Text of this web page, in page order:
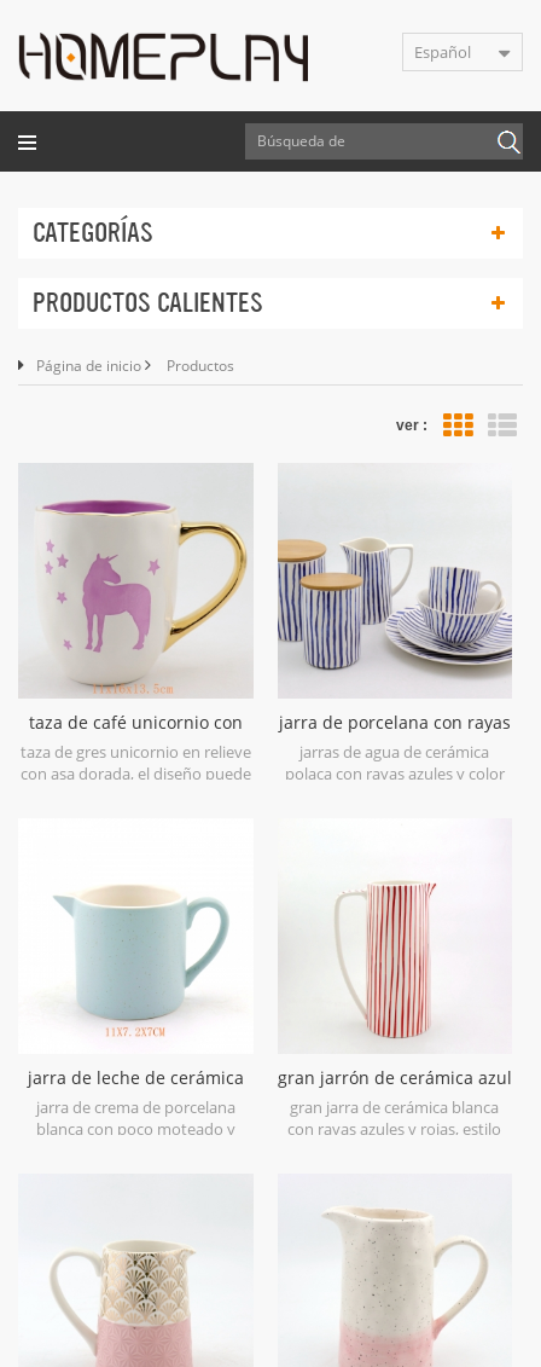
Español
CATEGORÍAS
PRODUCTOS CALIENTES
Página de inicio Productos
ver :
taza de café unicornio con
acabado dorado en relieve
de mango de oro de 25 oz
taza de gres unicornio en relieve
con asa dorada, el diseño puede
jarra de porcelana con rayas
blancas y azules jarra de
agua
jarras de agua de cerámica
polaca con rayas azules y color
jarra de leche de cerámica
blanca moteada azul y rosa
jarra de crema de porcelana
blanca con poco moteado y
gran jarrón de cerámica azul
y rojo jarra de agua
gran jarra de cerámica blanca
con rayas azules y rojas, estilo